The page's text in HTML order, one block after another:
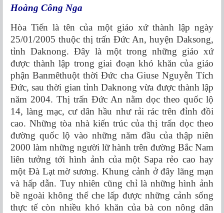
Hoàng Công Nga
Hòa Tiến là tên của một giáo xứ thành lập ngày
25/01/2005 thuộc thị trấn Đức An, huyện Daksong,
tỉnh Daknong. Đây là một trong những giáo xứ
được thành lập trong giai đoạn khó khăn của giáo
phận Banmêthuột thời Đức cha Giuse Nguyễn Tích
Đức, sau thời gian tỉnh Daknong vừa được thành lập
năm 2004. Thị trấn Đức An nằm dọc theo quốc lộ
14, làng mạc, cư dân hầu như rải rác trên đỉnh đồi
cao. Những tòa nhà kiến trúc của thị trấn dọc theo
đường quốc lộ vào những năm đầu của thập niên
2000 làm những người lữ hành trên đường Bắc Nam
liên tưởng tới hình ảnh của một Sapa rẻo cao hay
một Đà Lạt mờ sương. Khung cảnh ở đây lãng mạn
và hấp dẫn. Tuy nhiên cũng chỉ là những hình ảnh
bề ngoài không thể che lấp được những cảnh sống
thực tế còn nhiều khó khăn của bà con nông dân